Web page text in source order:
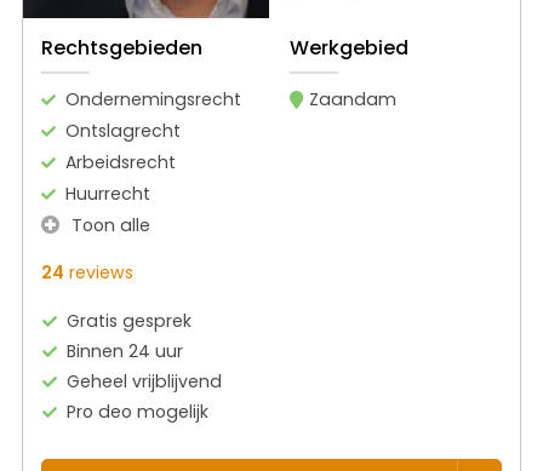
Rechtsgebieden
Ondernemingsrecht
Ontslagrecht
Arbeidsrecht
Huurrecht
Toon alle
Werkgebied
Zaandam
24 reviews
Gratis gesprek
Binnen 24 uur
Geheel vrijblijvend
Pro deo mogelijk